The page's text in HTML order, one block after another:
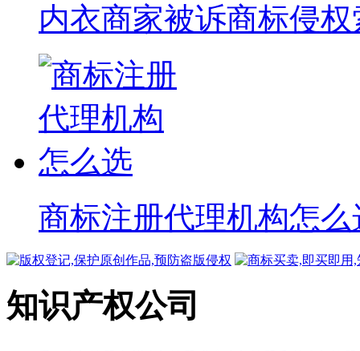
内衣商家被诉商标侵
商标注册代理机构怎么
知识产权公司